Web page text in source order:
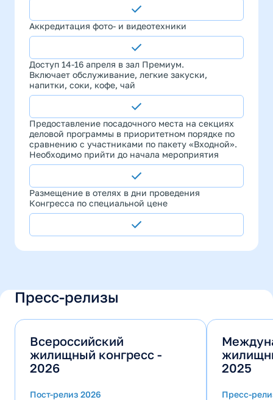
Аккредитация фото- и видеотехники
Доступ 14-16 апреля в зал Премиум.
Включает обслуживание, легкие закуски,
напитки, соки, кофе, чай
Предоставление посадочного места на секциях
деловой программы в приоритетном порядке по
сравнению с участниками по пакету «Входной».
Необходимо прийти до начала мероприятия
Размещение в отелях в дни проведения
Конгресса по специальной цене
Пресс-релизы
Всероссийский
жилищный конгресс -
2026
Пост-релиз 2026
2025
Пресс-